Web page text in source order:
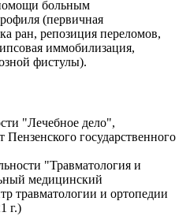
больным
(первичная
ран, репозиция переломов,
иммобилизация,
фистулы).
"Лечебное дело",
государственного
"Травматология и
медицинский
травматологии и ортопедии
г.)